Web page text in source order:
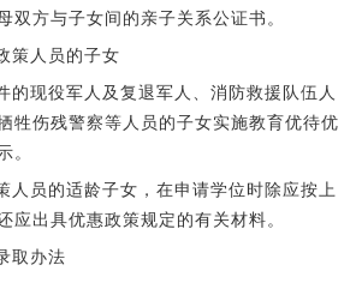
双方与子女间的亲子关系公证书。
策人员的子女
的现役军人及复退军人、消防救援队伍人
牲伤残警察等人员的子女实施教育优待优
人员的适龄子女，在申请学位时除应按上
应出具优惠政策规定的有关材料。
取办法